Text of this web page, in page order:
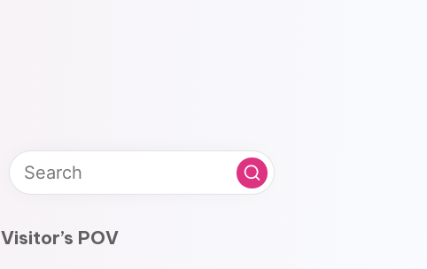
Visitor’s POV